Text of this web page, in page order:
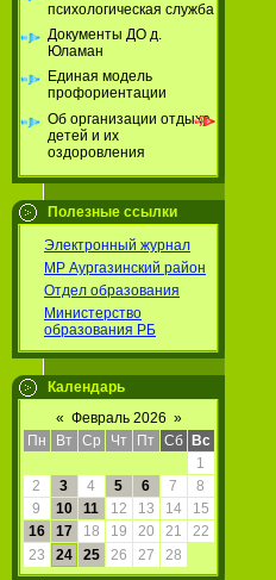
психологическая служба
Документы ДО д.
Юламан
Единая модель
профориентации
Об организации отдыха
детей и их
оздоровления
Полезные ссылки
Электронный журнал
МР Аургазинский район
Отдел образования
Министерство
образования РБ
Календарь
« Февраль 2026 »
Пн
Вт Ср Чт Пт Сб
Вс
1
2
3 4 5 6 7
8
9
10 11 12 13 14
15
16
17 18 19 20 21
22
23
24 25 26 27 28